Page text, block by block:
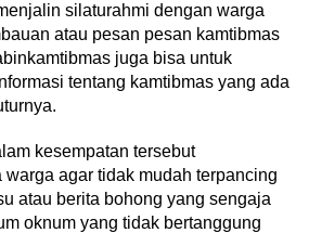
silaturahmi dengan warga
atau pesan pesan kamtibmas
juga bisa untuk
tentang kamtibmas yang ada
kesempatan tersebut
agar tidak mudah terpancing
atau berita bohong yang sengaja
oknum yang tidak bertanggung